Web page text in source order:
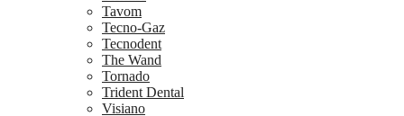
Tavom
Tecno-Gaz
Tecnodent
The Wand
Tornado
Trident Dental
Visiano